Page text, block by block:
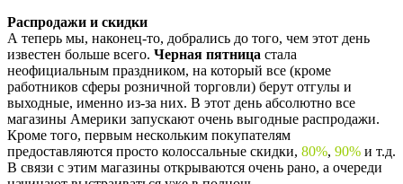
Распродажи и скидки
А теперь мы, наконец-то, добрались до того, чем этот день
известен больше всего. Черная пятница стала
неофициальным праздником, на который все (кроме
работников сферы розничной торговли) берут отгулы и
выходные, именно из-за них. В этот день абсолютно все
магазины Америки запускают очень выгодные распродажи.
Кроме того, первым нескольким покупателям
предоставляются просто колоссальные скидки, 80%, 90% и т.д.
В связи с этим магазины открываются очень рано, а очереди